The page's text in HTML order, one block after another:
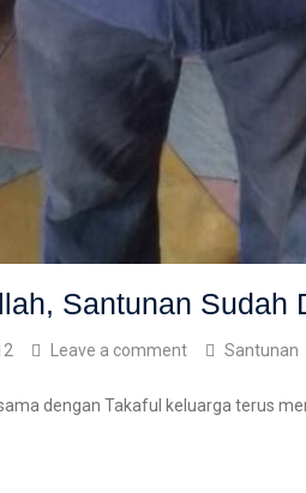
Santunan Sudah
Leave a comment Santunan
dengan Takaful keluarga terus